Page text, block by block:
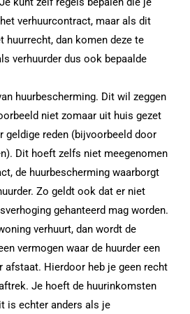
verhuurcontract, maar als dit
huurrecht, dan komen deze te
verhuurder dus ook bepaalde
huurbescherming. Dit wil zeggen
niet zomaar uit huis gezet
geldige reden (bijvoorbeeld door
Dit hoeft zelfs niet meegenomen
de huurbescherming waarborgt
Zo geldt ook dat er niet
gehanteerd mag worden.
verhuurt, dan wordt de
vermogen waar de huurder een
afstaat. Hierdoor heb je geen recht
Je hoeft de huurinkomsten
is echter anders als je